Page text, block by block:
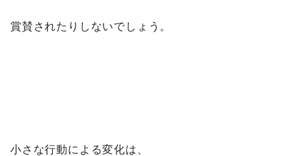
賞賛されたりしないでしょう。
小さな行動による変化は、